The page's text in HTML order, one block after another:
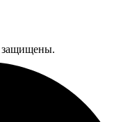
защищены.